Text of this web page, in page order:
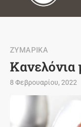
ΖΥΜΑΡΙΚΑ
Κανελόνια
8 Φεβρουαρίου, 2022